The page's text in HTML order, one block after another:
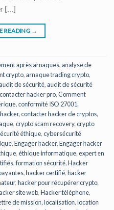
[…]
READING →
après arnaques, analyse de
crypto, arnaque trading crypto,
audit de sécurité, audit de sécurité
hacker pro,Comment
,conformité ISO 27001,
,contacter hacker de cryptos,
,crypto scam recovery,crypto
éthique,cybersécurité
,Engager hacker,Engager hacker
,éthique informatique,expert en
,formation sécurité,Hacker
,hacker certifié,hacker
,hacker pour récupérer crypto,
site web,Hacker téléphone,
de mission,localisation,location